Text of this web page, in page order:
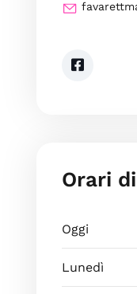
Orari
Oggi
Lunedì